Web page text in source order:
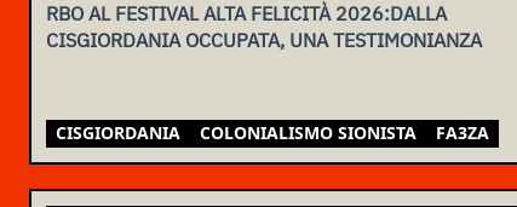
RBO AL FESTIVAL ALTA FELICITÀ 2026:DALLA
CISGIORDANIA OCCUPATA, UNA TESTIMONIANZA
CISGIORDANIA COLONIALISMO SIONISTA FA3ZA